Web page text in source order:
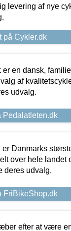
levering af nye
på Cykler.dk
er en dansk,
af
udvalg.
Pedalatleten.dk
er Danmarks
over hele landet
deres udvalg.
FriBikeShop.dk
efter at være